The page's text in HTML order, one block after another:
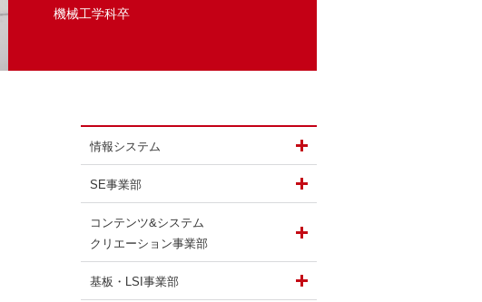
機械工学科卒
情報システム
SE事業部
コンテンツ&システム
クリエーション事業部
基板・LSI事業部